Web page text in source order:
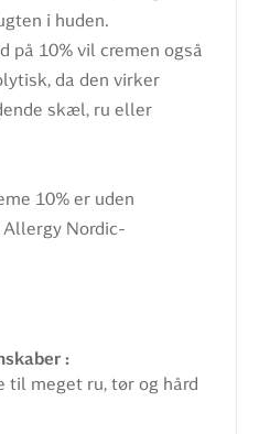
i huden.
på 10% vil cremen også
da den virker
skæl, ru eller
10% er uden
Nordic-
:
til meget ru, tør og hård